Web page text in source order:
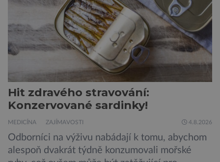
Hit zdravého stravování:
Konzervované sardinky!
MEDICÍNA ZAJÍMAVOSTI 4.8.2026
Odborníci na výživu nabádají k tomu, abychom
alespoň dvakrát týdně konzumovali mořské